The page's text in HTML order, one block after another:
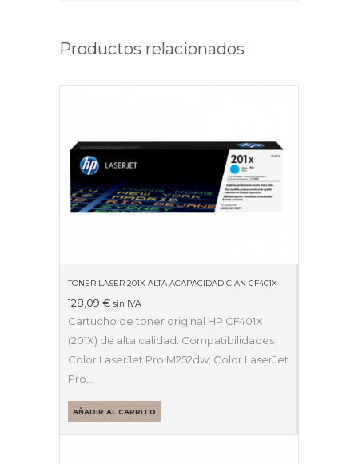
Productos relacionados
TONER LASER 201X ALTA ACAPACIDAD CIAN CF401X
128,09 € sin IVA
Cartucho de toner original HP CF401X
(201X) de alta calidad. Compatibilidades:
Color LaserJet Pro M252dw; Color LaserJet
Pro…
AÑADIR AL CARRITO